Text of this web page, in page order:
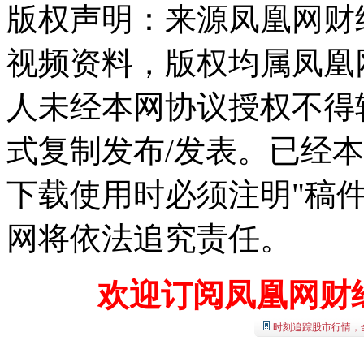
版权声明：来源凤凰网
视频资料，版权均属凤
人未经本网协议授权不
式复制发布/发表。已经
下载使用时必须注明"稿
网将依法追究责任。
欢迎订阅凤凰网财
时刻追踪股市行情